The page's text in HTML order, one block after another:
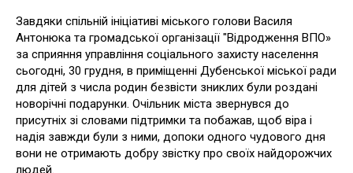
Завдяки спільній ініціативі міського голови Василя
Антонюка та громадської організації "Відродження ВПО»
за сприяння управління соціального захисту населення
сьогодні, 30 грудня, в приміщенні Дубенської міської ради
для дітей з числа родин безвісти зниклих були роздані
новорічні подарунки. Очільник міста звернувся до
присутніх зі словами підтримки та побажав, щоб віра і
надія завжди були з ними, допоки одного чудового дня
вони не отримають добру звістку про своїх найдорожчих
людей.